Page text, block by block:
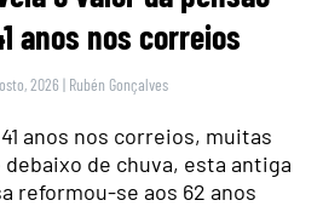
anos nos correios
2026 | Rubén Gonçalves
anos nos correios, muitas
de chuva, esta antiga
reformou-se aos 62 anos